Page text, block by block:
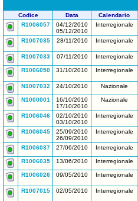
Codice Data Calendario
R1006057
04/12/2010
05/12/2010
Interregionale
R1007035 28/11/2010 Interregionale
R1007033
07/11/2010 Interregionale
R1006050 31/10/2010 Interregionale
N1007032
24/10/2010 Nazionale
N1000001
16/10/2010
17/10/2010
Nazionale
R1006046
02/10/2010
03/10/2010
Interregionale
R1006045
25/09/2010
26/09/2010
Interregionale
R1006037 27/06/2010 Interregionale
R1006035 13/06/2010 Interregionale
R1006026 09/05/2010 Interregionale
R1007015
02/05/2010 Interregionale